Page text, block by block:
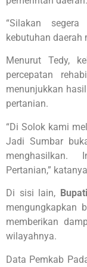
“Silakan
kebutuhan daerah
Menurut Tedy,
percepatan
menunjukkan
pertanian.
“Di Solok kami
Jadi Sumbar
menghasilkan.
Pertanian,”
Di sisi lain,
mengungkapkan
memberikan
wilayahnya.
Data Pemkab